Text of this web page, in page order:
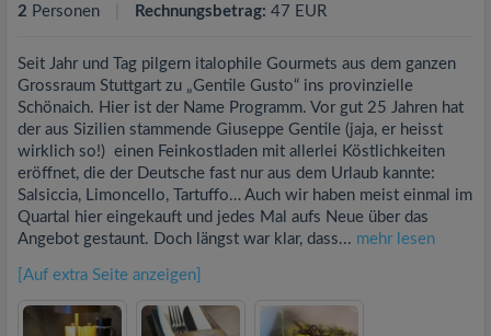
2 Personen Rechnungsbetrag: 47 EUR
Seit Jahr und Tag pilgern italophile Gourmets aus dem ganzen
Grossraum Stuttgart zu „Gentile Gusto“ ins provinzielle
Schönaich. Hier ist der Name Programm. Vor gut 25 Jahren hat
der aus Sizilien stammende Giuseppe Gentile (jaja, er heisst
wirklich so!) einen Feinkostladen mit allerlei Köstlichkeiten
eröffnet, die der Deutsche fast nur aus dem Urlaub kannte:
Salsiccia, Limoncello, Tartuffo… Auch wir haben meist einmal im
Quartal hier eingekauft und jedes Mal aufs Neue über das
Angebot gestaunt. Doch längst war klar, dass... mehr lesen
[Auf extra Seite anzeigen]